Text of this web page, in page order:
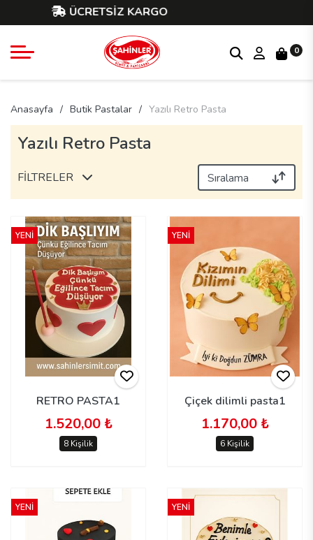
ÜCRETSİZ KARGO
0
Anasayfa Butik Pastalar Yazılı Retro Pasta
Yazılı Retro Pasta
FİLTRELER
RETRO PASTA1
1.520,00 ₺
8 Kişilik
YENİ
Çiçek dilimli pasta1
1.170,00 ₺
6 Kişilik
YENİ
YENİ YENİ